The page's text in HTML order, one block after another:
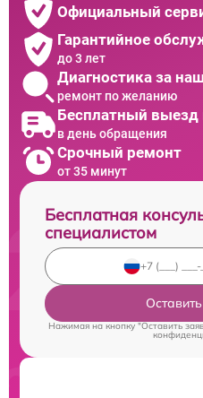
Официальный
Гарантийное
до 3 лет
Диагностика за
ремонт по желанию
Бесплатный выезд
в день обращения
Срочный ремонт
от 35 минут
Бесплатная
специалистом
Нажимая на кнопку "Оставить